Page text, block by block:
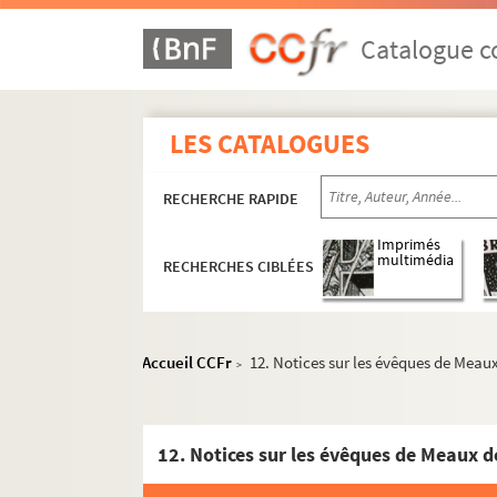
Catalogue
LES CATALOGUES
RECHERCHE RAPIDE
RECHERCHES CIBLÉES
Imprimés
multimédia
Accueil CCFr > 12. Notices sur les évêques de
12. Notices sur les évêques de Meaux
Fonds Alfred-Sensier, suite
Documents sur le département de Seine-et-
Manuscrits sur Avon